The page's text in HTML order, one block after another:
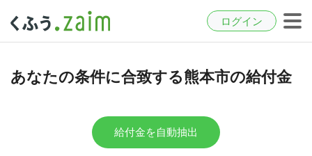
ログイン
あなたの条件に合致する熊本市の給付金
給付金を自動抽出